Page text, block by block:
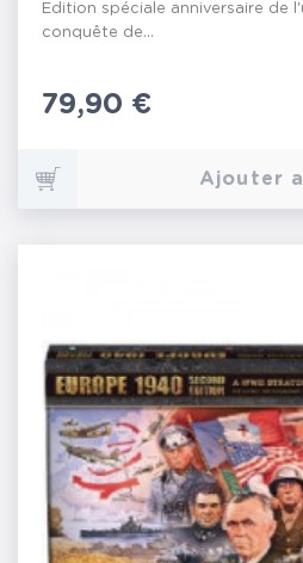
Edition spéciale anniversaire de
conquête de...
Prix
79,90 €
Ajouter